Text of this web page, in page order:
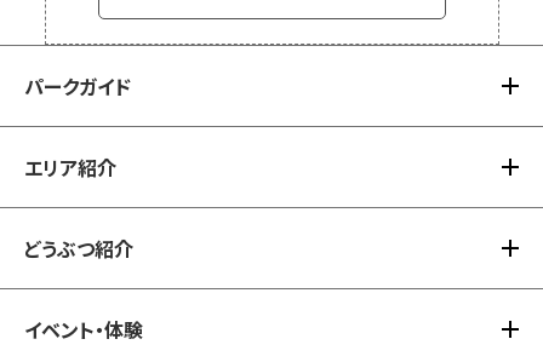
パークガイド
パークガイド TOP
エリア紹介
エリア紹介 TOP
どうぶつ紹介
どうぶつ紹介 TOP
イベント・体験